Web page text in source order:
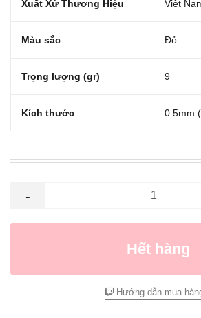
Xuất Xứ Thương Hiệu Việt
Màu sắc Đỏ
Trọng lượng (gr) 9
Kích thước 0.5mm
-
Hết hàng
Hướng dẫn mua